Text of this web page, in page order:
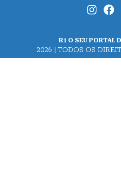
R1 O SEU PORTAL
2026 | TODOS OS